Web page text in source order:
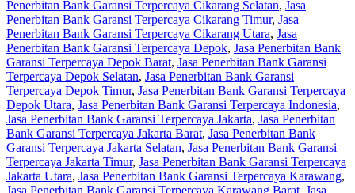
Penerbitan Bank Garansi Terpercaya Cikarang Selatan, Jasa
Penerbitan Bank Garansi Terpercaya Cikarang Timur, Jasa
Penerbitan Bank Garansi Terpercaya Cikarang Utara, Jasa
Penerbitan Bank Garansi Terpercaya Depok, Jasa Penerbitan Bank
Garansi Terpercaya Depok Barat, Jasa Penerbitan Bank Garansi
Terpercaya Depok Selatan, Jasa Penerbitan Bank Garansi
Terpercaya Depok Timur, Jasa Penerbitan Bank Garansi Terpercaya
Depok Utara, Jasa Penerbitan Bank Garansi Terpercaya Indonesia,
Jasa Penerbitan Bank Garansi Terpercaya Jakarta, Jasa Penerbitan
Bank Garansi Terpercaya Jakarta Barat, Jasa Penerbitan Bank
Garansi Terpercaya Jakarta Selatan, Jasa Penerbitan Bank Garansi
Terpercaya Jakarta Timur, Jasa Penerbitan Bank Garansi Terpercaya
Jakarta Utara, Jasa Penerbitan Bank Garansi Terpercaya Karawang,
Jasa Penerbitan Bank Garansi Terpercaya Karawang Barat, Jasa